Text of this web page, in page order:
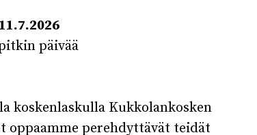
päivää
koskenlaskulla Kukkolankosken
oppaamme perehdyttävät teidät